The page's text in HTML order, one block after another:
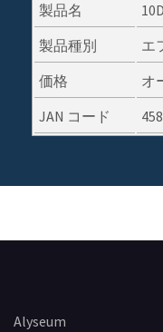
製品名
製品種別
エ
価格
オ
JAN コード
Alyseum